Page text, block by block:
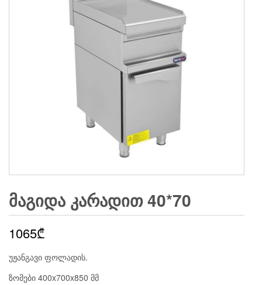
ᲛᲐᲒᲘᲓᲐ ᲙᲐᲠᲐᲓᲘᲗ 40*70
1065₾
უჟანგავი ფოლადის.
ზომები 400x700x850 მმ